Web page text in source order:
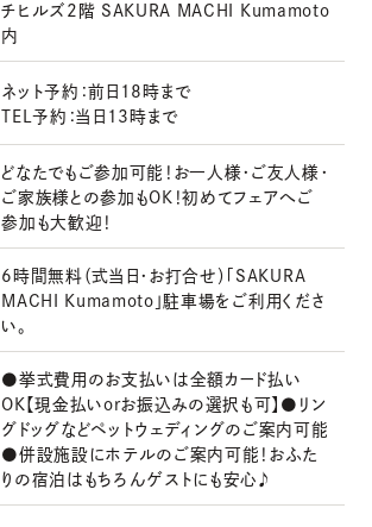
チヒルズ2階 SAKURA MACHI Kumamoto
内
ネット予約：前日18時まで
TEL予約：当日13時まで
どなたでもご参加可能！お一人様・ご友人様・
ご家族様との参加もOK！初めてフェアへご
参加も大歓迎！
6時間無料（式当日・お打合せ）「SAKURA
MACHI Kumamoto」駐車場をご利用くださ
い。
●挙式費用のお支払いは全額カード払い
OK【現金払いorお振込みの選択も可】●リン
グドッグなどペットウェディングのご案内可能
●併設施設にホテルのご案内可能！おふた
りの宿泊はもちろんゲストにも安心♪